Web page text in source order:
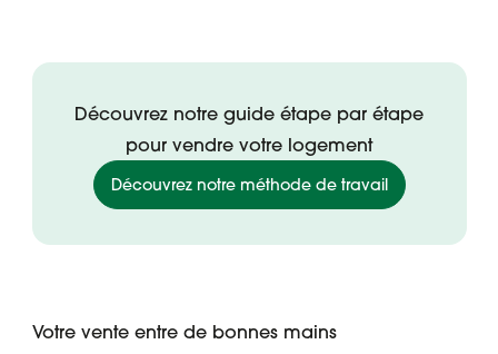
Découvrez notre guide étape par étape
pour vendre votre logement
Découvrez notre méthode de travail
Votre vente entre de bonnes mains